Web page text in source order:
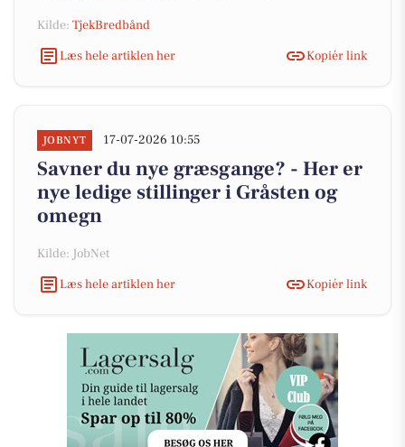
Kilde: TjekBredbånd
Læs hele artiklen her
Kopiér link
JOBNYT 17-07-2026 10:55
Savner du nye græsgange? - Her er
nye ledige stillinger i Gråsten og
omegn
Kilde: JobNet
Læs hele artiklen her
Kopiér link